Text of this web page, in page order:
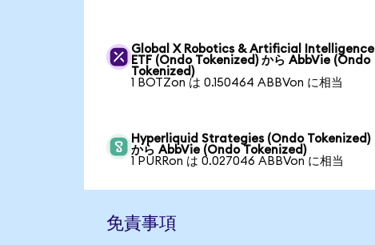
Global X Robotics & Artificial Intelligence
ETF (Ondo Tokenized) から AbbVie (Ondo
Tokenized)
1 BOTZon は 0.150464 ABBVon に相当
Hyperliquid Strategies (Ondo Tokenized)
から AbbVie (Ondo Tokenized)
1 PURRon は 0.027046 ABBVon に相当
免責事項